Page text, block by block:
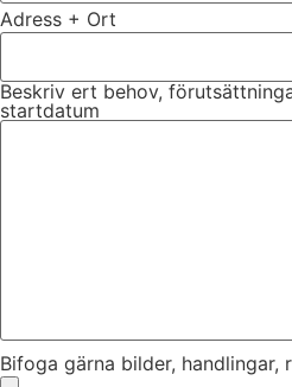
Adress + Ort
Beskriv ert behov,
startdatum
Bifoga gärna bilder, handlingar,